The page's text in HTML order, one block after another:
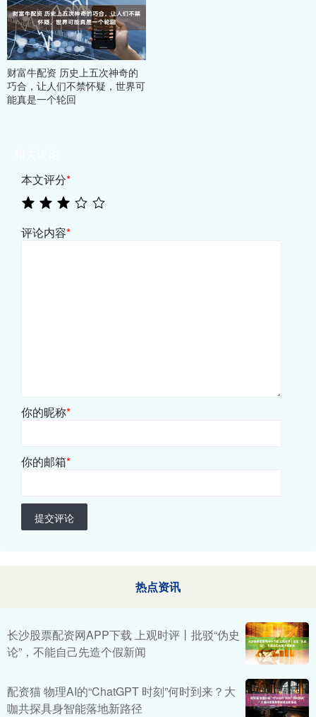
财富牛配资 历史上五次神奇的
巧合，让人们不禁怀疑，世界可
能真是一个轮回
本文评分*
评论内容*
你的昵称*
你的邮箱*
提交评论
热点资讯
长沙股票配资网APP下载 上观时评丨批驳“伪史
论”，不能自己先造个假新闻
配资猫 物理AI的“ChatGPT 时刻”何时到来？大
咖共探具身智能落地新路径